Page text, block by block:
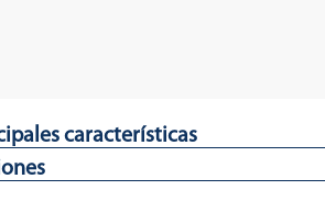
características
de doble pared diseñado para gran